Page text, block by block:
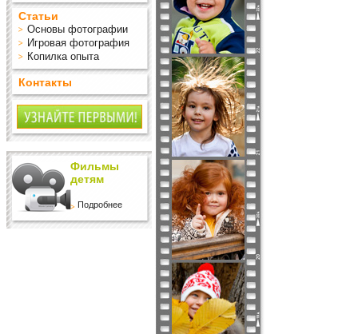
Статьи
Основы фотографии
Игровая фотография
Копилка опыта
Контакты
Фильмы
детям
Подробнее